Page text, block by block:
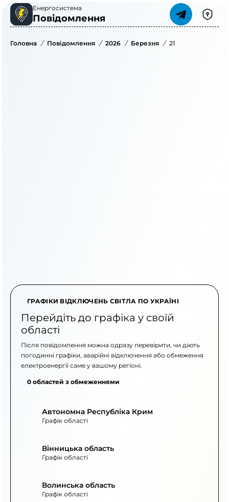
Енергосистема
Повідомлення
Головна / Повідомлення / 2026 / Березня / 21
ГРАФІКИ ВІДКЛЮЧЕНЬ СВІТЛА ПО УКРАЇНІ
Перейдіть до графіка у своїй
області
Після повідомлення можна одразу перевірити, чи діють
погодинні графіки, аварійні відключення або обмеження
електроенергії саме у вашому регіоні.
0 областей з обмеженнями
Автономна Республіка Крим
Графік області
Вінницька область
Графік області
Волинська область
Графік області